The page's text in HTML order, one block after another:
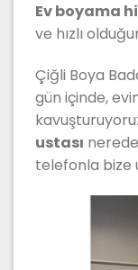
Ev boyama
ve hızlı
Çiğli Boya
gün içinde,
ustası
telefonla bize